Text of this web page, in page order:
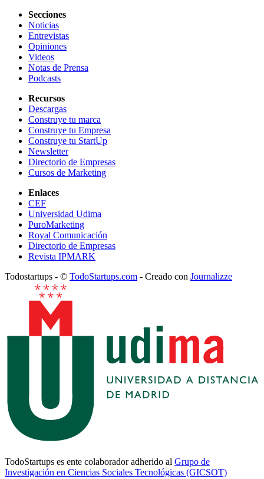
Secciones
Noticias
Entrevistas
Opiniones
Videos
Notas de Prensa
Podcasts
Recursos
Descargas
Construye tu marca
Construye tu Empresa
Construye tu StartUp
Newsletter
Directorio de Empresas
Cursos de Marketing
Enlaces
CEF
Universidad Udima
PuroMarketing
Royal Comunicación
Directorio de Empresas
Revista IPMARK
Todostartups - © TodoStartups.com - Creado con Journalizze
TodoStartups es ente colaborador adherido al Grupo de
Investigación en Ciencias Sociales Tecnológicas (GICSOT)